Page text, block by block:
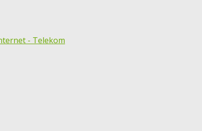
- Telekom